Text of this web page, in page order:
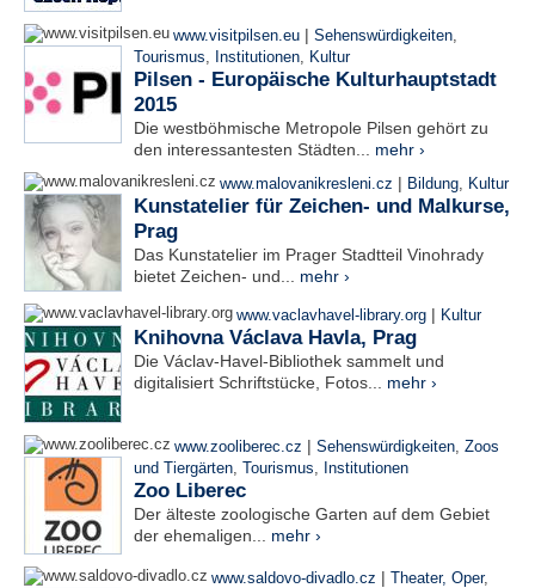
www.visitpilsen.eu | Sehenswürdigkeiten,
Tourismus, Institutionen, Kultur
Pilsen - Europäische Kulturhauptstadt
2015
Die westböhmische Metropole Pilsen gehört zu
den interessantesten Städten... mehr ›
www.malovanikresleni.cz | Bildung, Kultur
Kunstatelier für Zeichen- und Malkurse,
Prag
Das Kunstatelier im Prager Stadtteil Vinohrady
bietet Zeichen- und... mehr ›
www.vaclavhavel-library.org | Kultur
Knihovna Václava Havla, Prag
Die Václav-Havel-Bibliothek sammelt und
digitalisiert Schriftstücke, Fotos... mehr ›
www.zooliberec.cz | Sehenswürdigkeiten, Zoos
und Tiergärten, Tourismus, Institutionen
Zoo Liberec
Der älteste zoologische Garten auf dem Gebiet
der ehemaligen... mehr ›
www.saldovo-divadlo.cz | Theater, Oper,